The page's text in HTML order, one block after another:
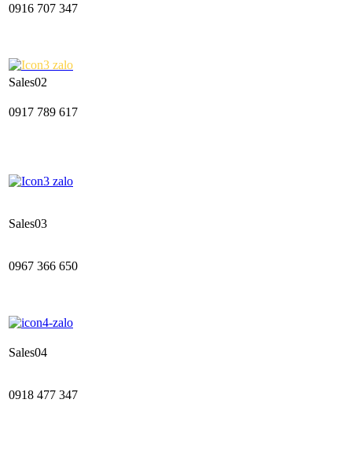
0916 707 347
Sales02
0917 789 617
Sales03
0967 366 650
Sales04
0918 477 347